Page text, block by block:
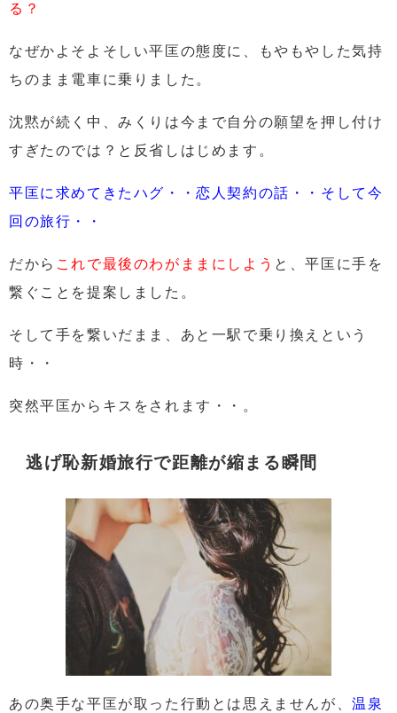
る？
なぜかよそよそしい平匡の態度に、
もやもやした気持
ちのまま電車に乗りました。
沈黙が続く中、みくりは今まで自分の願望を押し付け
すぎたのでは？と反省しはじめます。
平匡に求めてきたハグ・・恋人契約の話・・そして今
回の旅行・・
だから これで最後のわがままにしよう と、平匡に手を
繋ぐことを提案しました。
そして手を繋いだまま、あと一駅で乗り換えという
時・・
突然平匡からキスをされます・・。
逃げ恥新婚旅行で距離が縮まる瞬間
あの奥手な平匡が取った行動とは思えませんが、温泉